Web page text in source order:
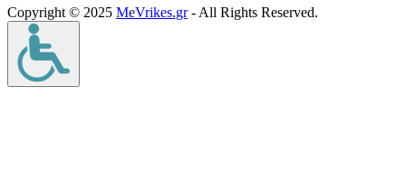
Copyright © 2025 MeVrikes.gr- All Rights Reserved.